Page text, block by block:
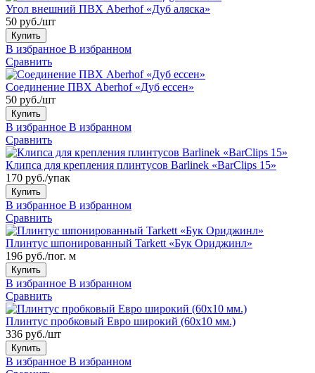
Угол внешний ПВХ Aberhof «Дуб аляска»
50 руб./шт
Купить
В избранное В избранном
Сравнить
Соединение ПВХ Aberhof «Дуб ессен»
50 руб./шт
Купить
В избранное В избранном
Сравнить
Клипса для крепления плинтусов Barlinek «BarClips 15»
170 руб./упак
Купить
В избранное В избранном
Сравнить
Плинтус шпонированный Tarkett «Бук Ориджинл»
196 руб./пог. м
Купить
В избранное В избранном
Сравнить
Плинтус пробковый Евро широкий (60x10 мм.)
336 руб./шт
Купить
В избранное В избранном